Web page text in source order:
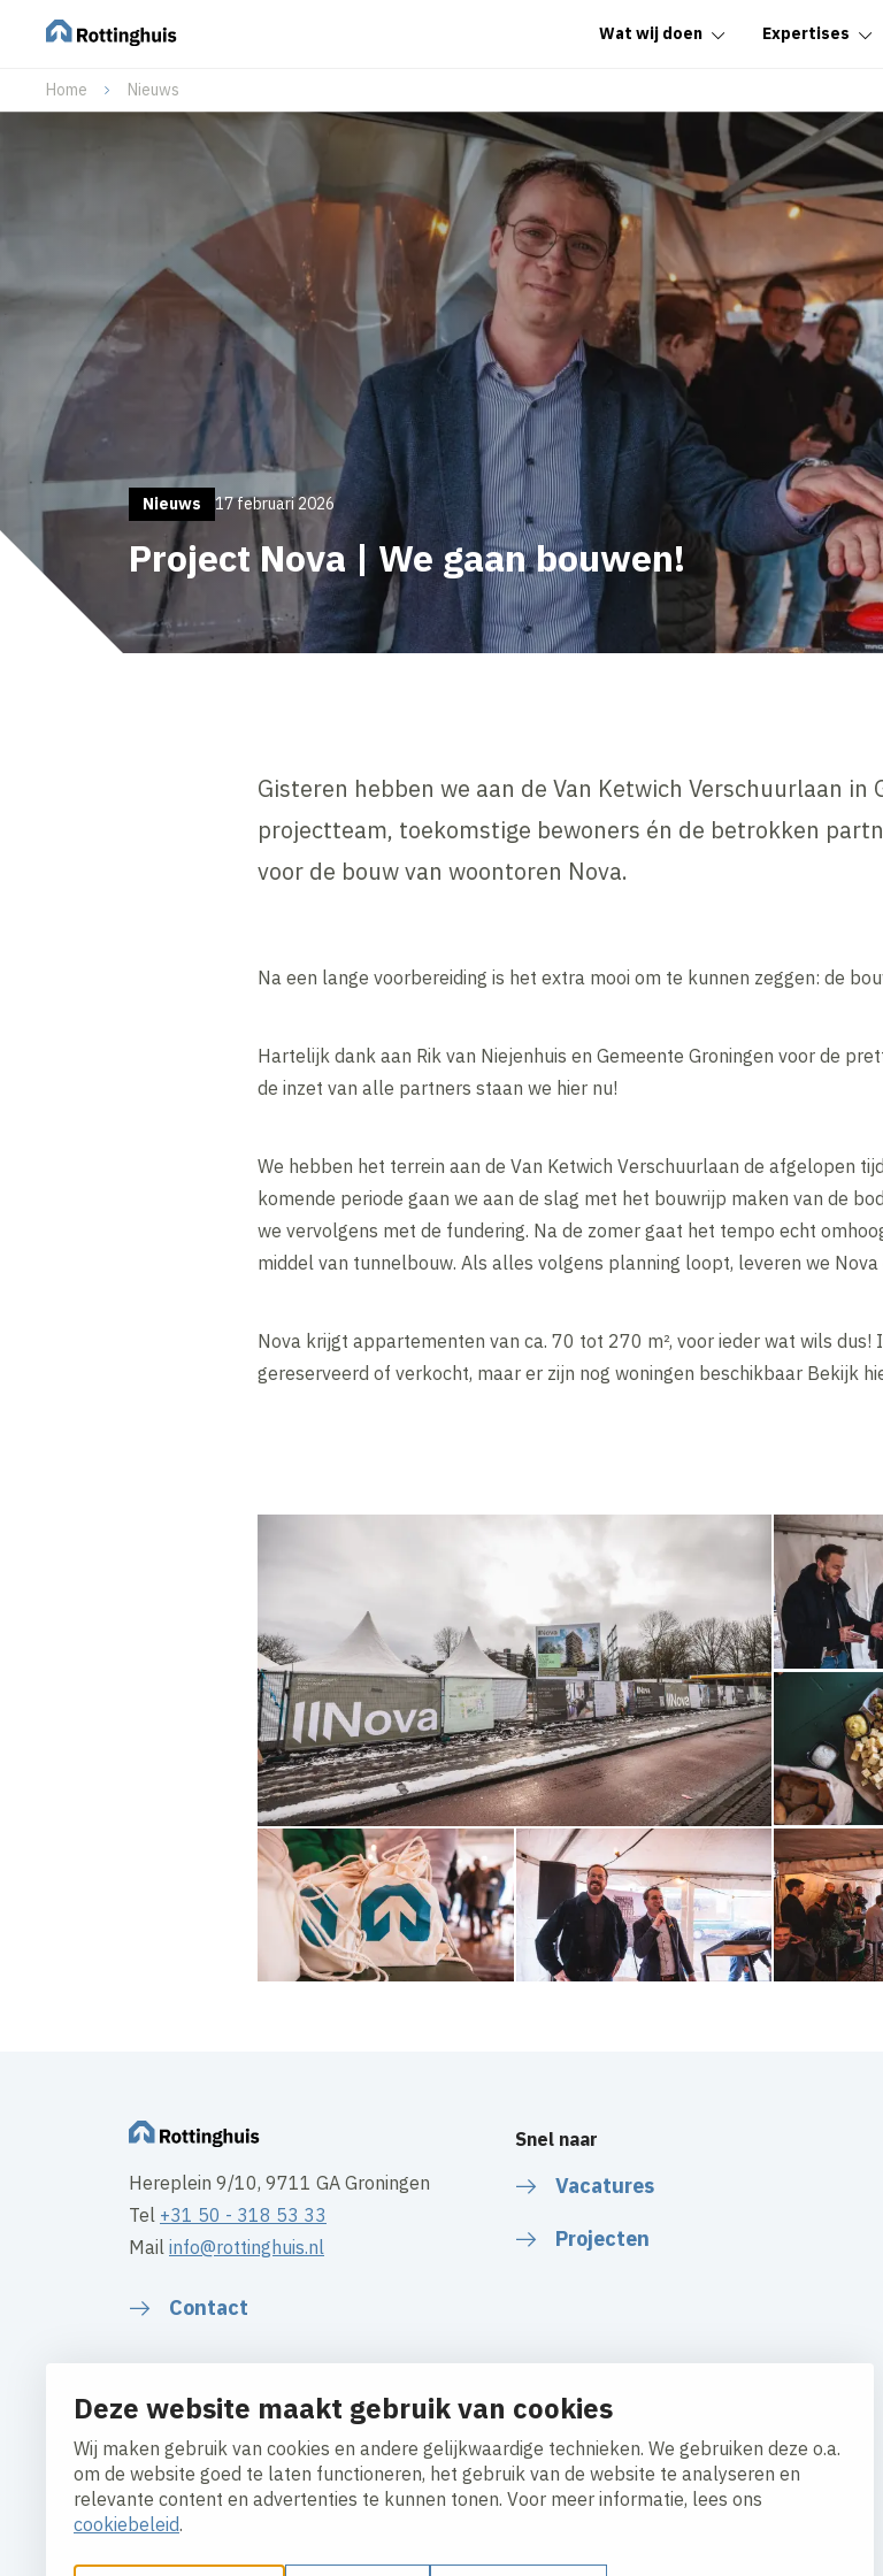
Deze website maakt gebruik van cookies
Wij maken gebruik van cookies en andere gelijkwaardige technieken. We gebruiken deze o.a.
om de website goed te laten functioneren, het gebruik van de website te analyseren en
relevante content en advertenties te kunnen tonen. Voor meer informatie, lees ons
cookiebeleid.
Wat wij doen Expertises
Home Nieuws
Nieuws 17 februari 2026
Project Nova | We gaan bouwen!
Gisteren hebben we aan de Van Ketwich Verschuurlaan in
projectteam, toekomstige bewoners én de betrokken
voor de bouw van woontoren Nova.
Na een lange voorbereiding is het extra mooi om te kunnen zeggen: de
Hartelijk dank aan Rik van Niejenhuis en Gemeente Groningen voor de
de inzet van alle partners staan we hier nu!
We hebben het terrein aan de Van Ketwich Verschuurlaan de afgelopen
komende periode gaan we aan de slag met het bouwrijp maken van de
we vervolgens met de fundering. Na de zomer gaat het tempo echt
middel van tunnelbouw. Als alles volgens planning loopt, leveren we
Nova krijgt appartementen van ca. 70 tot 270 m², voor ieder wat wils dus!
gereserveerd of verkocht, maar er zijn nog woningen beschikbaar Bekijk
Hereplein 9/10, 9711 GA Groningen
Tel +31 50 - 318 53 33
Mail info@rottinghuis.nl
Contact
Snel naar
Vacatures
Projecten